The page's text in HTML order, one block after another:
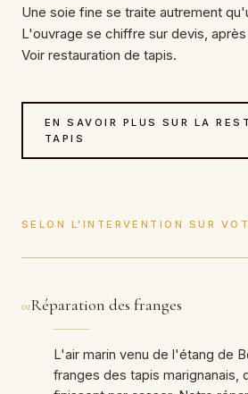
Une soie fine se traite autrement
L'ouvrage se chiffre sur devis,
Voir restauration de tapis.
EN SAVOIR PLUS SUR LA
TAPIS
SELON L'INTERVENTION SUR
01Réparation des franges
L'air marin venu de l'étang de
franges des tapis marignanais,